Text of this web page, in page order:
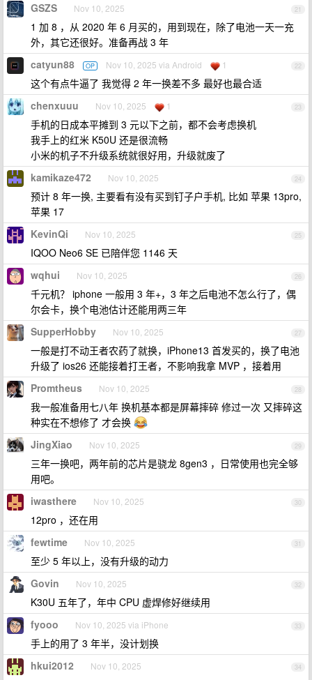
21
GSZS Nov 10, 2025
1 加 8 ，从 2020 年 6 月买的，用到现在，除了电池一天一充
外，其它还很好。准备再战 3 年
22
catyun88 OP Nov 10, 2025 via Android 1
这个有点牛逼了 我觉得 2 年一换差不多 最好也最合适
23
chenxuuu Nov 10, 2025 1
手机的日成本平摊到 3 元以下之前，都不会考虑换机
我手上的红米 K50U 还是很流畅
小米的机子不升级系统就很好用，升级就废了
24
kamikaze472 Nov 10, 2025
预计 8 年一换, 主要看有没有买到钉子户手机, 比如 苹果 13pro,
苹果 17
25
KevinQi Nov 10, 2025
IQOO Neo6 SE 已陪伴您 1146 天
26
wqhui Nov 10, 2025
千元机？ iphone 一般用 3 年+，3 年之后电池不怎么行了，偶
尔会卡，换个电池估计还能用两三年
27
SupperHobby Nov 10, 2025
一般是打不动王者农药了就换，iPhone13 首发买的，换了电池
升级了 ios26 还能接着打王者，不影响我拿 MVP ，接着用
28
Promtheus Nov 10, 2025
我一般准备用七八年 换机基本都是屏幕摔碎 修过一次 又摔碎这
种实在不想修了 才会换
29
JingXiao Nov 10, 2025
三年一换吧，两年前的芯片是骁龙 8gen3 ，日常使用也完全够
用吧。
30
iwasthere Nov 10, 2025
12pro ，还在用
31
fewtime Nov 10, 2025
至少 5 年以上，没有升级的动力
32
Govin Nov 10, 2025
K30U 五年了，年中 CPU 虚焊修好继续用
33
fyooo Nov 10, 2025 via iPhone
手上的用了 3 年半，没计划换
34
hkui2012 Nov 10, 2025